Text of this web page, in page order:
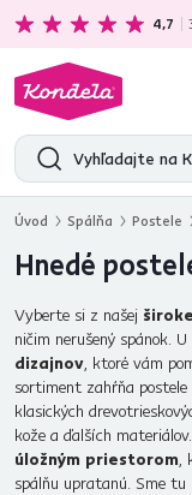
Ekologická doprava
4,7
Úvod Spálňa Postele
Hnedé
Vyberte si z našej
ničim nerušený spánok.
dizajnov, ktoré vám
sortiment zahŕňa
klasických
kože a ďalších
úložným priestorom,
spálňu upratanú. Sme